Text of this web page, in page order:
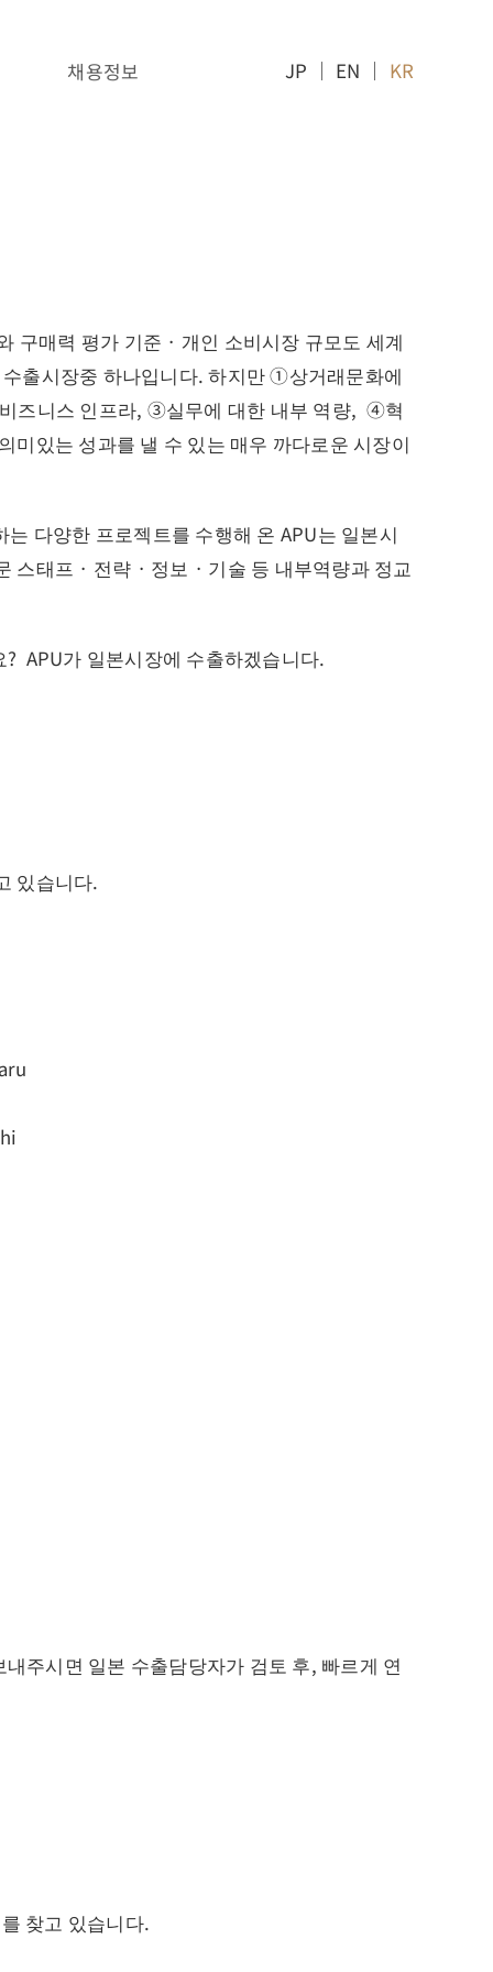
채용정보 JP ｜ EN ｜ KR
구매력 평가 기준 · 개인 소비시장 규모도 세계
출시장중 하나입니다. 하지만 ①상거래문화에
즈니스 인프라, ③실무에 대한 내부 역량, ④혁
미있는 성과를 낼 수 있는 매우 까다로운 시장이
다양한 프로젝트를 수행해 온 APU는 일본시
스태프 · 전략 · 정보 · 기술 등 내부역량과 정교
APU가 일본시장에 수출하겠습니다.
있습니다.
주시면 일본 수출담당자가 검토 후, 빠르게 연
찾고 있습니다.